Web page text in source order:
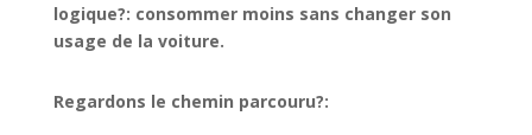
logique?: consommer moins sans changer son
usage de la voiture.
Regardons le chemin parcouru?: